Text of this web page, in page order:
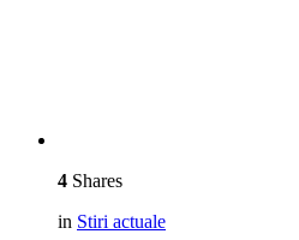
4 Shares
in Stiri actuale